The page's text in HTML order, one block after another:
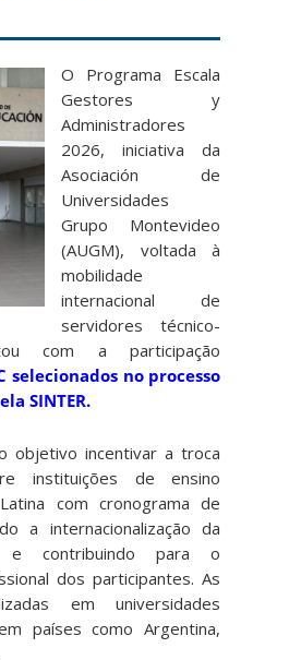
O Programa Escala
Gestores y
Administradores
2026, iniciativa da
Asociación de
Universidades
Grupo Montevideo
(AUGM), voltada à
mobilidade
internacional de
servidores técnico-
com a participação
selecionados no processo
SINTER.
objetivo incentivar a troca
instituições de ensino
com cronograma de
a internacionalização da
e contribuindo para o
dos participantes. As
em universidades
países como Argentina,